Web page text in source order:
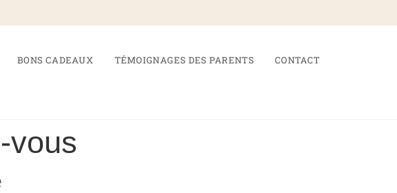
BONS CADEAUX TÉMOIGNAGES DES PARENTS CONTACT
vous